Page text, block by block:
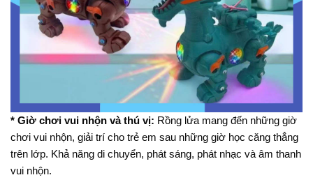
* Giờ chơi vui nhộn và thú vị: Rồng lửa mang đến những giờ
chơi vui nhộn, giải trí cho trẻ em sau những giờ học căng thẳng
trên lớp. Khả năng di chuyển, phát sáng, phát nhạc và âm thanh
vui nhộn.